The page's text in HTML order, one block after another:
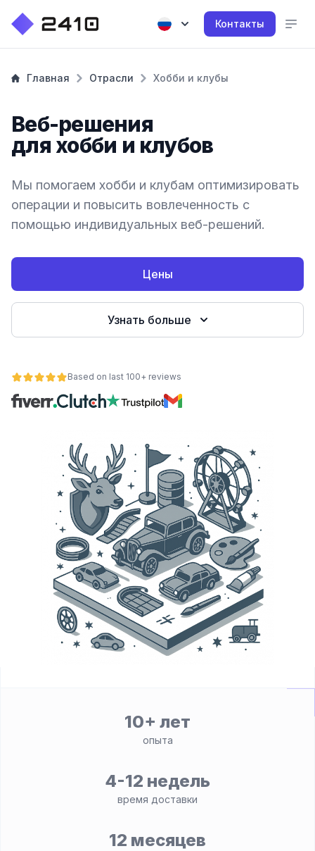
Контакты
Главная Отрасли Хобби и клубы
Веб-решения
для хобби и клубов
Мы помогаем хобби и клубам оптимизировать
операции и повысить вовлеченность с
помощью индивидуальных веб-решений.
Цены
Узнать больше
Based on last 100+ reviews
10+ лет
опыта
4-12 недель
время доставки
12 месяцев